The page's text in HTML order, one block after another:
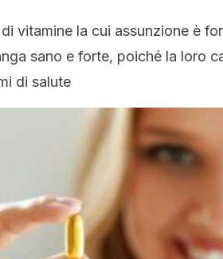
vitamine la cui assunzione è
sano e forte, poiché la loro
di salute